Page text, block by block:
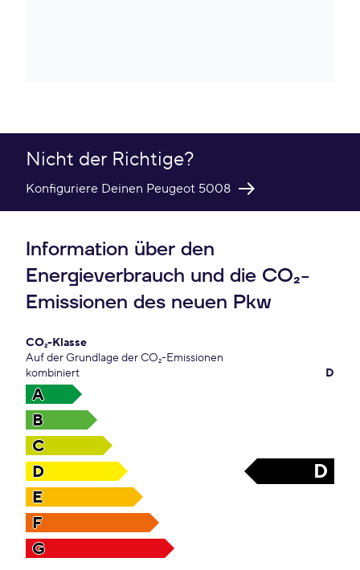
Nicht der Richtige?
Konfiguriere Deinen Peugeot 5008
Information über den
Energieverbrauch und die CO₂-
Emissionen des neuen Pkw
CO₂-Klasse
Auf der Grundlage der CO₂-Emissionen
kombiniert
D
A
B
C
D
D
E
F
G